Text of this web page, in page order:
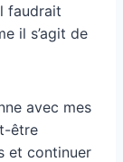
faudrait
il s’agit de
avec mes
être
et continuer